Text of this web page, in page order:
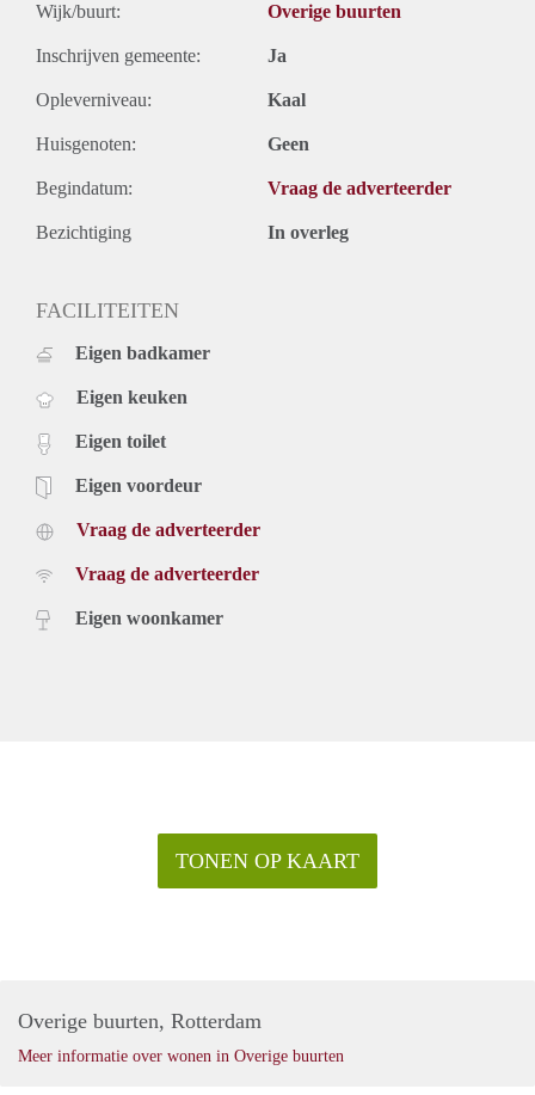
Wijk/buurt: Overige buurten
Inschrijven gemeente: Ja
Opleverniveau: Kaal
Huisgenoten: Geen
Begindatum: Vraag de adverteerder
Bezichtiging In overleg
FACILITEITEN
Eigen badkamer
Eigen keuken
Eigen toilet
Eigen voordeur
Vraag de adverteerder
Vraag de adverteerder
Eigen woonkamer
TONEN OP KAART
Overige buurten, Rotterdam
Meer informatie over wonen in Overige buurten